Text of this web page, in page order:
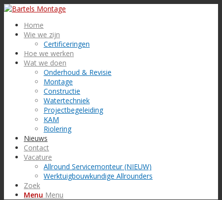
Home
Wie we zijn
Certificeringen
Hoe we werken
Wat we doen
Onderhoud & Revisie
Montage
Constructie
Watertechniek
Projectbegeleiding
KAM
Riolering
Nieuws
Contact
Vacature
Allround Servicemonteur (NIEUW)
Werktuigbouwkundige Allrounders
Zoek
Menu Menu